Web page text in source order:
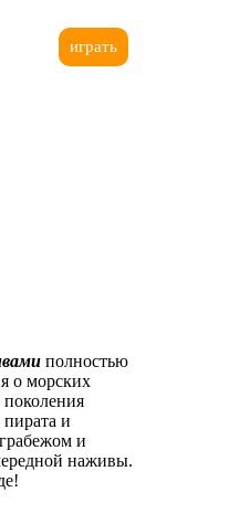
играть
полностью
о морских
поколения
и
и
наживы.